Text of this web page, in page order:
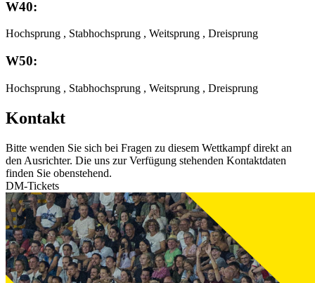
W40:
Hochsprung , Stabhochsprung , Weitsprung , Dreisprung
W50:
Hochsprung , Stabhochsprung , Weitsprung , Dreisprung
Kontakt
Bitte wenden Sie sich bei Fragen zu diesem Wettkampf direkt an
den Ausrichter. Die uns zur Verfügung stehenden Kontaktdaten
finden Sie obenstehend.
DM-Tickets